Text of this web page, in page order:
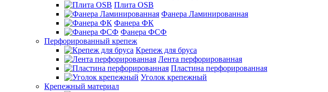
Плита OSB
Фанера Ламинированная
Фанера ФК
Фанера ФСФ
Перфорированный крепеж
Крепеж для бруса
Лента перфорированная
Пластина перфорированная
Уголок крепежный
Крепежный материал